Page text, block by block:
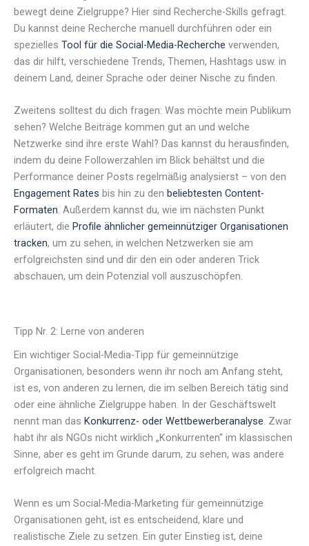
bewegt deine Zielgruppe? Hier sind Recherche-Skills gefragt.
Du kannst deine Recherche manuell durchführen oder ein
spezielles Tool für die Social-Media-Recherche verwenden,
das dir hilft, verschiedene Trends, Themen, Hashtags usw. in
deinem Land, deiner Sprache oder deiner Nische zu finden.
Zweitens solltest du dich fragen: Was möchte mein Publikum
sehen? Welche Beiträge kommen gut an und welche
Netzwerke sind ihre erste Wahl? Das kannst du herausfinden,
indem du deine Followerzahlen im Blick behältst und die
Performance deiner Posts regelmäßig analysierst – von den
Engagement Rates bis hin zu den beliebtesten Content-
Formaten. Außerdem kannst du, wie im nächsten Punkt
erläutert, die Profile ähnlicher gemeinnütziger Organisationen
tracken, um zu sehen, in welchen Netzwerken sie am
erfolgreichsten sind und dir den ein oder anderen Trick
abschauen, um dein Potenzial voll auszuschöpfen.
Tipp Nr. 2: Lerne von anderen
Ein wichtiger Social-Media-Tipp für gemeinnützige
Organisationen, besonders wenn ihr noch am Anfang steht,
ist es, von anderen zu lernen, die im selben Bereich tätig sind
oder eine ähnliche Zielgruppe haben. In der Geschäftswelt
nennt man das Konkurrenz- oder Wettbewerberanalyse. Zwar
habt ihr als NGOs nicht wirklich „Konkurrenten“ im klassischen
Sinne, aber es geht im Grunde darum, zu sehen, was andere
erfolgreich macht.
Wenn es um Social-Media-Marketing für gemeinnützige
Organisationen geht, ist es entscheidend, klare und
realistische Ziele zu setzen. Ein guter Einstieg ist, deine